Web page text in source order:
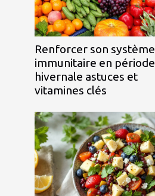
Renforcer son système
immunitaire en période
hivernale astuces et
vitamines clés